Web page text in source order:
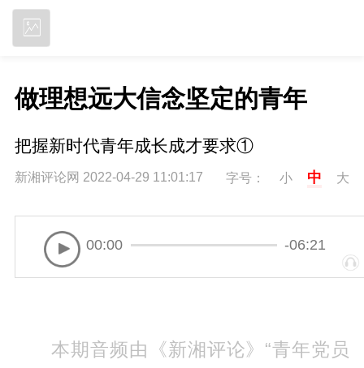
做理想远大信念坚定的青年
把握新时代青年成长成才要求①
新湘评论网 2022-04-29 11:01:17 字号： 小 中 大
00:00 -06:21
本期音频由《新湘评论》“青年党员